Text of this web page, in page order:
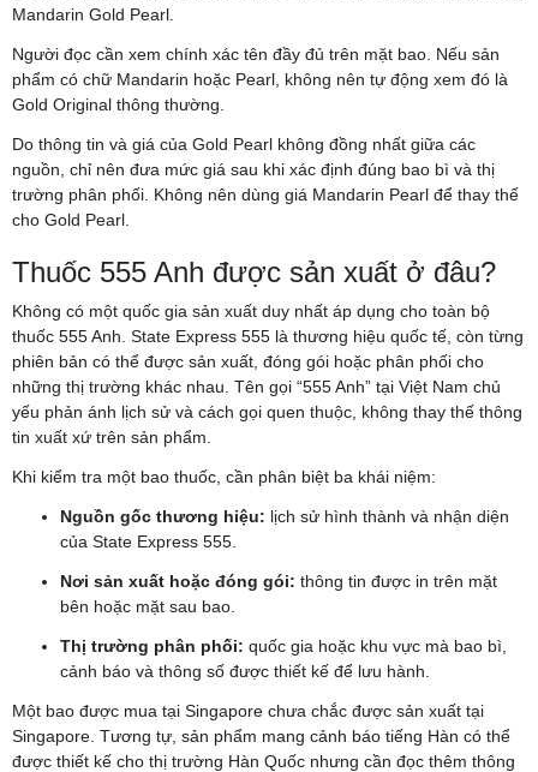
Mandarin Gold Pearl.
Người đọc cần xem chính xác tên đầy đủ trên mặt bao. Nếu sản
phẩm có chữ Mandarin hoặc Pearl, không nên tự động xem đó là
Gold Original thông thường.
Do thông tin và giá của Gold Pearl không đồng nhất giữa các
nguồn, chỉ nên đưa mức giá sau khi xác định đúng bao bì và thị
trường phân phối. Không nên dùng giá Mandarin Pearl để thay thế
cho Gold Pearl.
Thuốc 555 Anh được sản xuất ở đâu?
Không có một quốc gia sản xuất duy nhất áp dụng cho toàn bộ
thuốc 555 Anh. State Express 555 là thương hiệu quốc tế, còn từng
phiên bản có thể được sản xuất, đóng gói hoặc phân phối cho
những thị trường khác nhau. Tên gọi “555 Anh” tại Việt Nam chủ
yếu phản ánh lịch sử và cách gọi quen thuộc, không thay thế thông
tin xuất xứ trên sản phẩm.
Khi kiểm tra một bao thuốc, cần phân biệt ba khái niệm:
Nguồn gốc thương hiệu: lịch sử hình thành và nhận diện
của State Express 555.
Nơi sản xuất hoặc đóng gói: thông tin được in trên mặt
bên hoặc mặt sau bao.
Thị trường phân phối: quốc gia hoặc khu vực mà bao bì,
cảnh báo và thông số được thiết kế để lưu hành.
Một bao được mua tại Singapore chưa chắc được sản xuất tại
Singapore. Tương tự, sản phẩm mang cảnh báo tiếng Hàn có thể
được thiết kế cho thị trường Hàn Quốc nhưng cần đọc thêm thông